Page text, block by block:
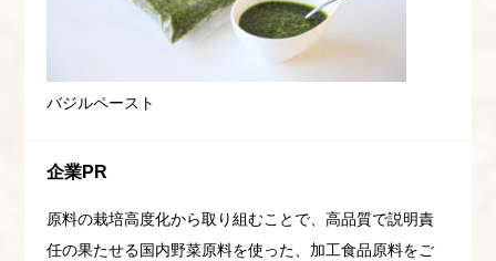
バジルペースト
企業PR
原料の栽培高度化から取り組むことで、高品質で説明責
任の果たせる国内野菜原料を使った、加工食品原料をご